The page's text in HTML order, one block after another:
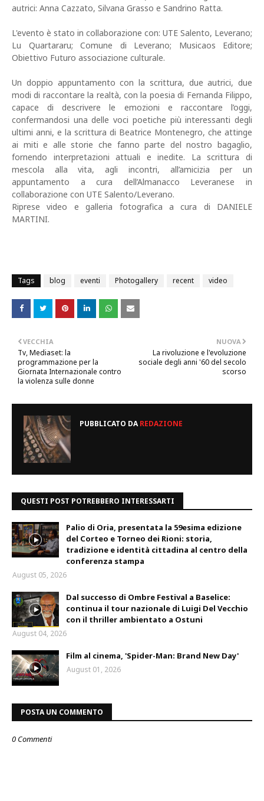
autrici: Anna Cazzato, Silvana Grasso e Sandrino Ratta.
L'evento è stato in collaborazione con: UTE Salento, Leverano;
Lu Quartararu; Comune di Leverano; Musicaos Editore;
Obiettivo Futuro associazione culturale.
Un doppio appuntamento con la scrittura, due autrici, due
modi di raccontare la realtà, con la poesia di Fernanda Filippo,
capace di descrivere le emozioni e raccontare l’oggi,
confermandosi una delle voci poetiche più interessanti degli
ultimi anni, e la scrittura di Beatrice Montenegro, che attinge
ai miti e alle storie che fanno parte del nostro bagaglio,
fornendo interpretazioni attuali e inedite. La scrittura di
mescola alla vita, agli incontri, all’amicizia per un
appuntamento a cura dell’Almanacco Leveranese in
collaborazione con UTE Salento/Leverano.
Riprese video e galleria fotografica a cura di DANIELE
MARTINI.
Tags blog eventi Photogallery recent video
NUOVA
La rivoluzione e l'evoluzione
sociale degli anni '60 del secolo
scorso
VECCHIA
Tv, Mediaset: la
programmazione per la
Giornata Internazionale contro
la violenza sulle donne
PUBBLICATO DAREDAZIONE
QUESTI POST POTREBBERO INTERESSARTI
Palio di Oria, presentata la 59esima edizione
del Corteo e Torneo dei Rioni: storia,
tradizione e identità cittadina al centro della
conferenza stampa
August 05, 2026
Dal successo di Ombre Festival a Baselice:
continua il tour nazionale di Luigi Del Vecchio
con il thriller ambientato a Ostuni
August 04, 2026
Film al cinema, 'Spider-Man: Brand New Day'
August 01, 2026
POSTA UN COMMENTO
0 Commenti